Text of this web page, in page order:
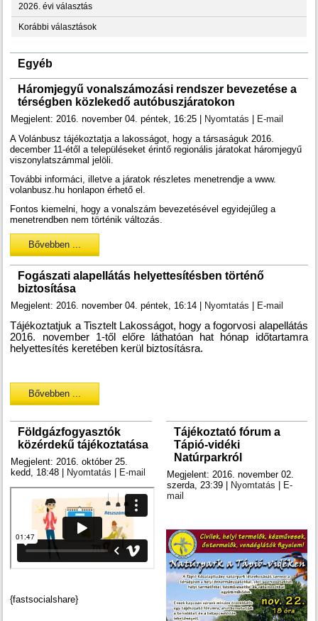
2026. évi választás
Korábbi választások
Egyéb
Háromjegyű vonalszámozási rendszer bevezetése a
térségben közlekedő autóbuszjáratokon
Megjelent: 2016. november 04. péntek, 16:25 Nyomtatás
E-mail
A Volánbusz tájékoztatja a lakosságot, hogy a társaságuk 2016.
december 11-étől a településeket érintő regionális járatokat háromjegyű
viszonylatszámmal jelöli.
További informáci, illetve a járatok részletes menetrendje a www.
volanbusz.hu honlapon érhető el.
Fontos kiemelni, hogy a vonalszám bevezetésével egyidejűleg a
menetrendben nem történik változás.
Bővebben ...
Fogászati alapellátás helyettesítésben történő
biztosítása
Megjelent: 2016. november 04. péntek, 16:14 Nyomtatás E-mail
Tájékoztatjuk a Tisztelt Lakosságot, hogy a fogorvosi alapellátás
2016. november 1-től előre láthatóan hat hónap időtartamra
helyettesítés keretében kerül biztosításra.
Bővebben ...
Földgázfogyasztók
közérdekű tájékoztatása
Megjelent: 2016. október 25.
kedd, 18:48
Nyomtatás E-mail
{fastsocialshare}
Tájékoztató fórum a
Tápió-vidéki
Natúrparkról
Megjelent: 2016. november 02.
szerda, 23:39| Nyomtatás
E-
mail